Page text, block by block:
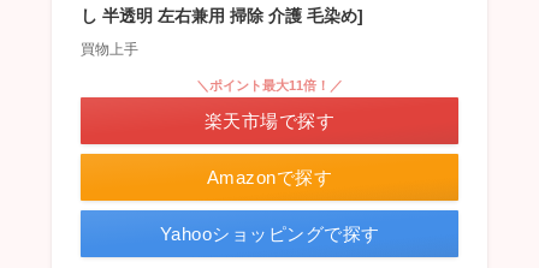
し 半透明 左右兼用 掃除 介護 毛染め]
買物上手
Amazonで探す
＼ポイント最大11倍！／
楽天市場で探す
Yahooショッピングで探す